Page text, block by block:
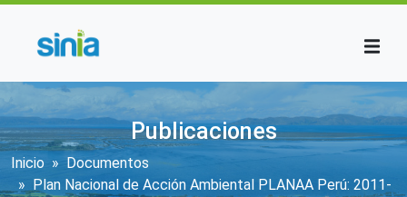
Publicaciones
Sobrescribir enlaces de ayuda a la
Inicio
Documentos
Plan Nacional de Acción Ambiental PLANAA Perú: 2011-